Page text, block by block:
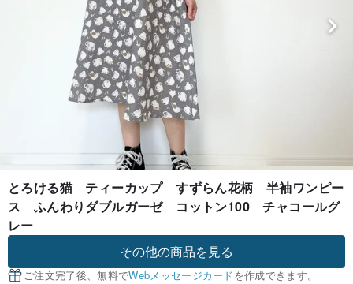
とろける猫 ティーカップ すずらん花柄 半袖ワンピー
ス ふんわりダブルガーゼ コットン100 チャコールグ
レー
その他の商品を見る
ご注文完了後、無料でWebメッセージカードを作成できます。